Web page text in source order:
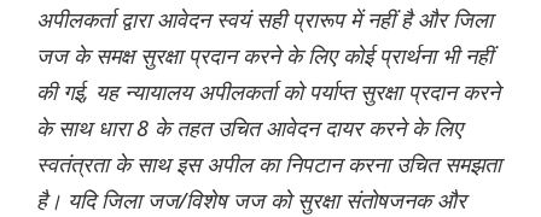
अपीलकर्ता द्वारा आवेदन स्वयं सही प्रारूप में नहीं है और जिला
जज के समक्ष सुरक्षा प्रदान करने के लिए कोई प्रार्थना भी नहीं
की गई, यह न्यायालय अपीलकर्ता को पर्याप्त सुरक्षा प्रदान करने
के साथ धारा 8 के तहत उचित आवेदन दायर करने के लिए
स्वतंत्रता के साथ इस अपील का निपटान करना उचित समझता
है। यदि जिला जज/विशेष जज को सुरक्षा संतोषजनक और